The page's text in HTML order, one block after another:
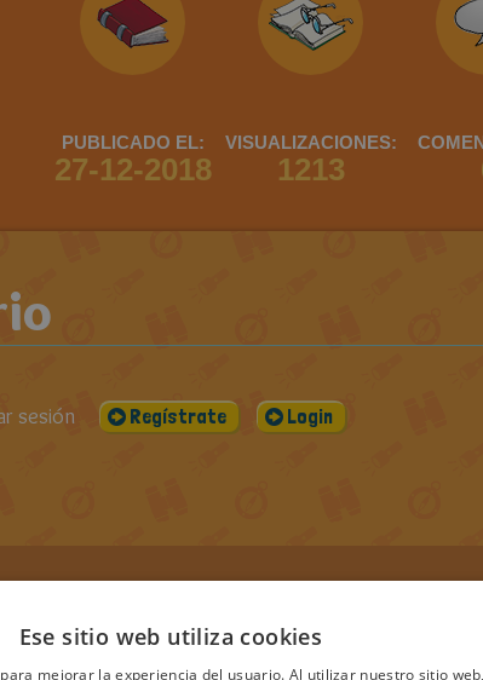
PUBLICADO EL:
27-12-2018
VISUALIZACIONES:
1213
sesión Regístrate Login
Ese sitio web utiliza cookies
mejorar la experiencia del usuario. Al utilizar nuestro sitio